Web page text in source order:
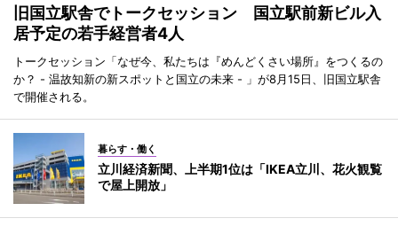
旧国立駅舎でトークセッション 国立駅前新ビル入
居予定の若手経営者4人
トークセッション「なぜ今、私たちは『めんどくさい場所』をつくるの
か？ - 温故知新の新スポットと国立の未来 - 」が8月15日、旧国立駅舎
で開催される。
暮らす・働く
立川経済新聞、上半期1位は「IKEA立川、花火観覧
で屋上開放」